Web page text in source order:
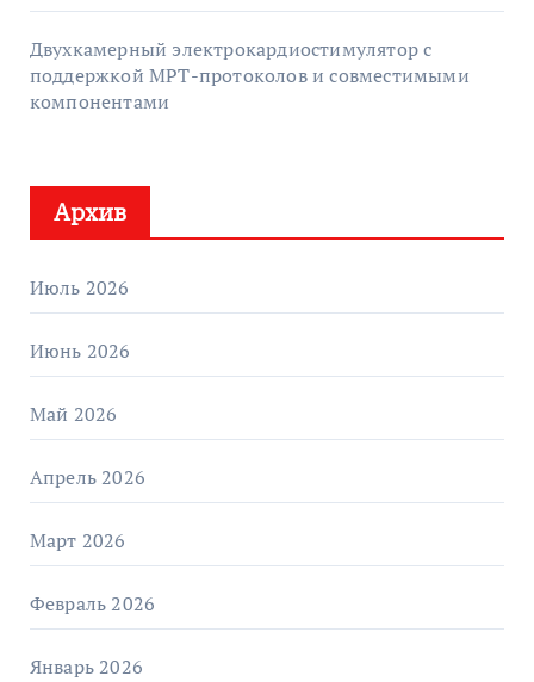
Двухкамерный электрокардиостимулятор с
поддержкой МРТ-протоколов и совместимыми
компонентами
Архив
Июль 2026
Июнь 2026
Май 2026
Апрель 2026
Март 2026
Февраль 2026
Январь 2026